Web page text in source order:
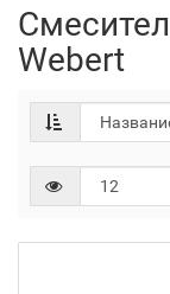
Webert